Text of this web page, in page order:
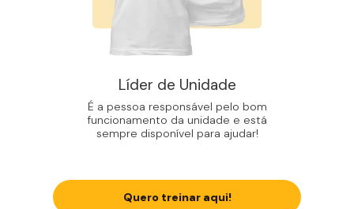
Líder de Unidade
É a pessoa responsável pelo bom
funcionamento da unidade e está
sempre disponível para ajudar!
Quero treinar aqui!